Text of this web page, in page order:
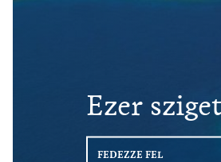
Ezer
FEDEZZE FEL